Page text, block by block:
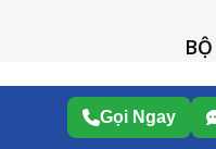
Gọi Ngay